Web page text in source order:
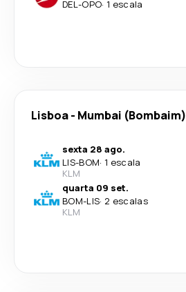
DEL-OPO· 1 escala
Lisboa- Mumbai (Bombaim)
sexta 28 ago.
LIS-BOM· 1 escala
KLM
quarta 09 set.
BOM-LIS· 2 escalas
KLM